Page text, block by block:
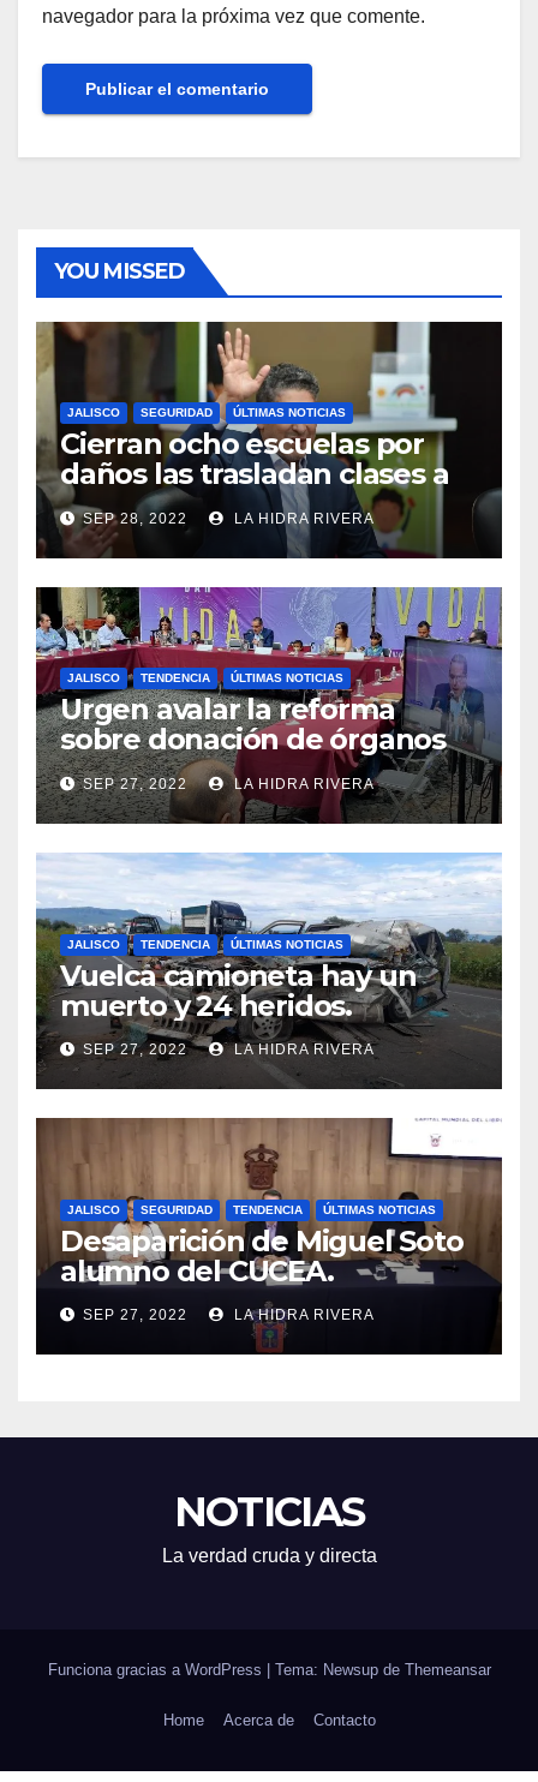
navegador para la próxima vez que comente.
YOU MISSED
JALISCO SEGURIDAD ÚLTIMAS NOTICIAS
Cierran ocho escuelas por
daños las trasladan clases a
sedes alternas.
SEP 28, 2022 LA HIDRA RIVERA
JALISCO TENDENCIA ÚLTIMAS NOTICIAS
Urgen avalar la reforma
sobre donación de órganos
en Jalisco.
SEP 27, 2022 LA HIDRA RIVERA
JALISCO TENDENCIA ÚLTIMAS NOTICIAS
Vuelca camioneta hay un
muerto y 24 heridos.
SEP 27, 2022 LA HIDRA RIVERA
JALISCO SEGURIDAD TENDENCIA ÚLTIMAS NOTICIAS
Desaparición de Miguel Soto
alumno del CUCEA.
SEP 27, 2022 LA HIDRA RIVERA
NOTICIAS
La verdad cruda y directa
Funciona gracias a WordPress Tema: Newsup de Themeansar
Home Acerca de Contacto